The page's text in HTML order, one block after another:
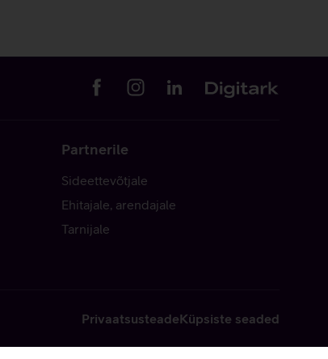
Partnerile
Sideettevõtjale
Ehitajale, arendajale
Tarnijale
PrivaatsusteadeKüpsiste seaded